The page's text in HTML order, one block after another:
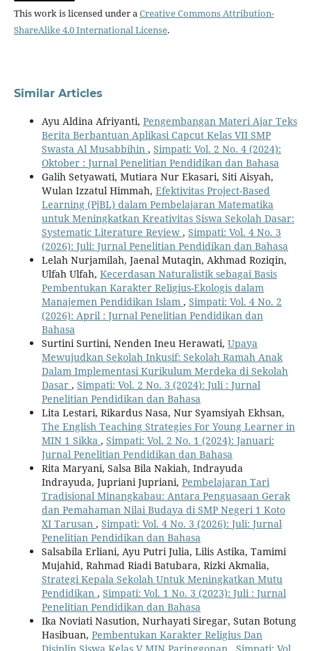
This work is licensed under aCreative Commons Attribution-
ShareAlike 4.0 International License.
Similar Articles
Ayu Aldina Afriyanti, Pengembangan Materi Ajar Teks
Berita Berbantuan Aplikasi Capcut Kelas VII SMP
Swasta Al Musabbihin , Simpati: Vol. 2 No. 4 (2024):
Oktober : Jurnal Penelitian Pendidikan dan Bahasa
Galih Setyawati, Mutiara Nur Ekasari, Siti Aisyah,
Wulan Izzatul Himmah, Efektivitas Project-Based
Learning (PjBL) dalam Pembelajaran Matematika
untuk Meningkatkan Kreativitas Siswa Sekolah Dasar:
Systematic Literature Review , Simpati: Vol. 4 No. 3
(2026): Juli: Jurnal Penelitian Pendidikan dan Bahasa
Lelah Nurjamilah, Jaenal Mutaqin, Akhmad Roziqin,
Ulfah Ulfah, Kecerdasan Naturalistik sebagai Basis
Pembentukan Karakter Religius-Ekologis dalam
Manajemen Pendidikan Islam , Simpati: Vol. 4 No. 2
(2026): April : Jurnal Penelitian Pendidikan dan
Bahasa
Surtini Surtini, Nenden Ineu Herawati, Upaya
Mewujudkan Sekolah Inkusif: Sekolah Ramah Anak
Dalam Implementasi Kurikulum Merdeka di Sekolah
Dasar , Simpati: Vol. 2 No. 3 (2024): Juli : Jurnal
Penelitian Pendidikan dan Bahasa
Lita Lestari, Rikardus Nasa, Nur Syamsiyah Ekhsan,
The English Teaching Strategies For Young Learner in
MIN 1 Sikka , Simpati: Vol. 2 No. 1 (2024): Januari:
Jurnal Penelitian Pendidikan dan Bahasa
Rita Maryani, Salsa Bila Nakiah, Indrayuda
Indrayuda, Jupriani Jupriani, Pembelajaran Tari
Tradisional Minangkabau: Antara Penguasaan Gerak
dan Pemahaman Nilai Budaya di SMP Negeri 1 Koto
XI Tarusan , Simpati: Vol. 4 No. 3 (2026): Juli: Jurnal
Penelitian Pendidikan dan Bahasa
Salsabila Erliani, Ayu Putri Julia, Lilis Astika, Tamimi
Mujahid, Rahmad Riadi Batubara, Rizki Akmalia,
Strategi Kepala Sekolah Untuk Meningkatkan Mutu
Pendidikan , Simpati: Vol. 1 No. 3 (2023): Juli : Jurnal
Penelitian Pendidikan dan Bahasa
Ika Noviati Nasution, Nurhayati Siregar, Sutan Botung
Hasibuan, Pembentukan Karakter Religius Dan